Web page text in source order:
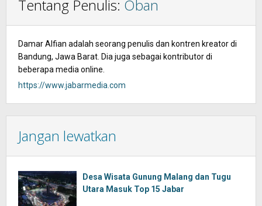
Tentang Penulis: Oban
Damar Alfian adalah seorang penulis dan kontren kreator di
Bandung, Jawa Barat. Dia juga sebagai kontributor di
beberapa media online.
https://www.jabarmedia.com
Jangan lewatkan
Desa Wisata Gunung Malang dan Tugu
Utara Masuk Top 15 Jabar